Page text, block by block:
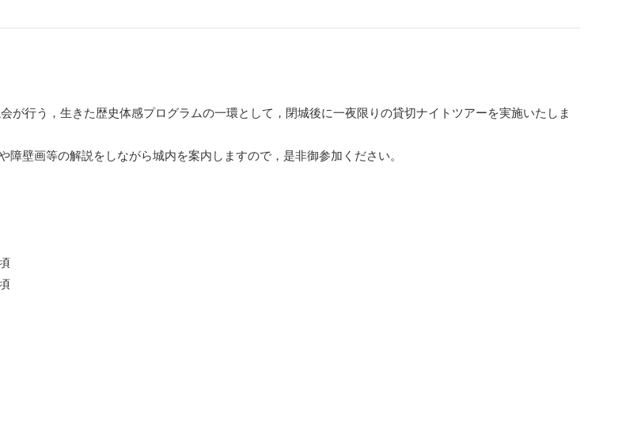
が行う，生きた歴史体感プログラムの一環として，閉城後に一夜限りの貸切ナイトツアーを実施いたしま
障壁画等の解説をしながら城内を案内しますので，是非御参加ください。